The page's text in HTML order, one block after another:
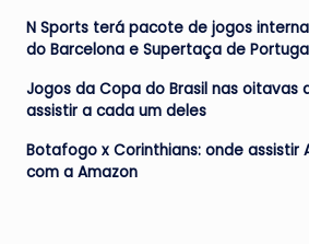
N Sports terá pacote de jogos
do Barcelona e Supertaça de
Jogos da Copa do Brasil nas oitavas
assistir a cada um deles
Botafogo x Corinthians: onde assistir
com a Amazon